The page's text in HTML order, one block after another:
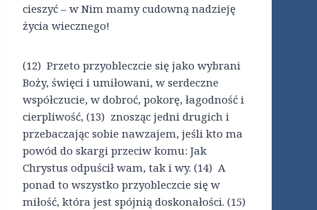
cieszyć – w Nim mamy cudowną nadzieję
życia wiecznego!
(12) Przeto przyobleczcie się jako wybrani
Boży, święci i umiłowani, w serdeczne
współczucie, w dobroć, pokorę, łagodność i
cierpliwość, (13) znosząc jedni drugich i
przebaczając sobie nawzajem, jeśli kto ma
powód do skargi przeciw komu: Jak
Chrystus odpuścił wam, tak i wy. (14) A
ponad to wszystko przyobleczcie się w
miłość, która jest spójnią doskonałości. (15)